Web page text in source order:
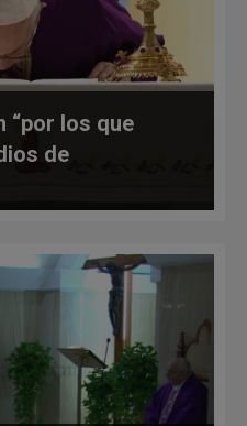
“por los que
de